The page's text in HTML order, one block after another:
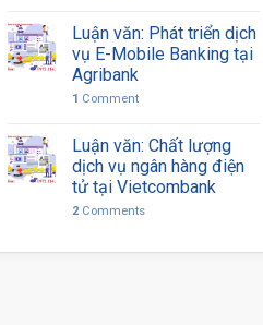
Luận văn: Phát triển dịch
vụ E-Mobile Banking tại
Agribank
1 Comment
Luận văn: Chất lượng
dịch vụ ngân hàng điện
tử tại Vietcombank
2 Comments